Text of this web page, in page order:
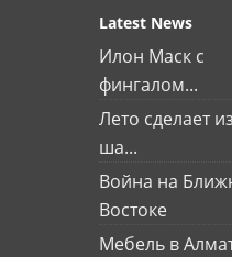
Latest News
Илон Маск с
фингалом...
Лето сделает
ша...
Война на
Востоке
Мебель в